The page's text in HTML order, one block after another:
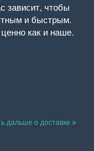
зависит, чтобы
и быстрым.
как и наше.
дальше о доставке